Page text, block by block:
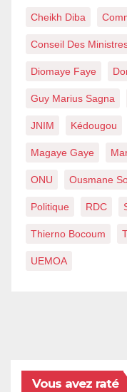
Cheikh Diba
Conseil Des
Diomaye Faye
Guy Marius Sagna
JNIM Kédougou
Magaye Gaye
ONU Ousmane
Politique RDC
Thierno Bocoum
UEMOA
Vous avez raté